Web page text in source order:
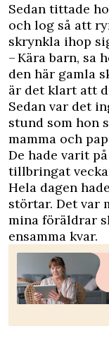
Sedan tittade
och log så att
skrynkla ihop
– Kära barn, sa
den här gamla
är det klart att
Sedan var det
stund som hon
mamma och
De hade varit
tillbringat
Hela dagen
störtar. Det var
mina föräldrar
ensamma kvar.